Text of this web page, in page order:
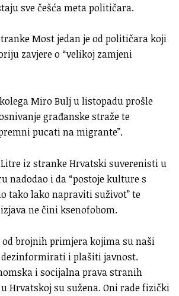
sve češća meta političara.
Most jedan je od političara koji
zavjere o “velikoj zamjeni
Miro Bulj u listopadu prošle
građanske straže te
pucati na migrante”.
iz stranke Hrvatski suverenisti u
nadodao i da “postoje kulture s
tako lako napraviti suživot” te
ne čini ksenofobom.
od brojnih primjera kojima su naši
i plašiti javnost.
i socijalna prava stranih
Hrvatskoj su sužena. Oni rade fizički